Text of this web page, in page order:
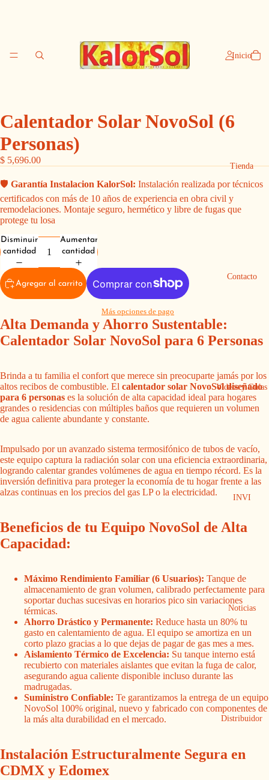
Inicio
Tienda
Contacto
Videos y Guías
INVI
Noticias
Distribuidor
Calentador Solar NovoSol (6
Personas)
$ 5,696.00
🛡️ Garantía Instalacion KalorSol: Instalación realizada por técnicos
certificados con más de 10 años de experiencia en obra civil y
remodelaciones. Montaje seguro, hermético y libre de fugas que
protege tu losa
Disminuir
cantidad
Aumentar
cantidad
Agregar al carrito
Más opciones de pago
Alta Demanda y Ahorro Sustentable:
Calentador Solar NovoSol para 6 Personas
Brinda a tu familia el confort que merece sin preocuparte jamás por los
altos recibos de combustible. El calentador solar NovoSol diseñado
para 6 personas es la solución de alta capacidad ideal para hogares
grandes o residencias con múltiples baños que requieren un volumen
de agua caliente abundante y constante.
Impulsado por un avanzado sistema termosifónico de tubos de vacío,
este equipo captura la radiación solar con una eficiencia extraordinaria,
logrando calentar grandes volúmenes de agua en tiempo récord. Es la
inversión definitiva para proteger la economía de tu hogar frente a las
alzas continuas en los precios del gas LP o la electricidad.
Beneficios de tu Equipo NovoSol de Alta
Capacidad:
Máximo Rendimiento Familiar (6 Usuarios): Tanque de
almacenamiento de gran volumen, calibrado perfectamente para
soportar duchas sucesivas en horarios pico sin variaciones
térmicas.
Ahorro Drástico y Permanente: Reduce hasta un 80% tu
gasto en calentamiento de agua. El equipo se amortiza en un
corto plazo gracias a lo que dejas de pagar de gas mes a mes.
Aislamiento Térmico de Excelencia: Su tanque interno está
recubierto con materiales aislantes que evitan la fuga de calor,
asegurando agua caliente disponible incluso durante las
madrugadas.
Suministro Confiable: Te garantizamos la entrega de un equipo
NovoSol 100% original, nuevo y fabricado con componentes de
la más alta durabilidad en el mercado.
Instalación Estructuralmente Segura en
CDMX y Edomex